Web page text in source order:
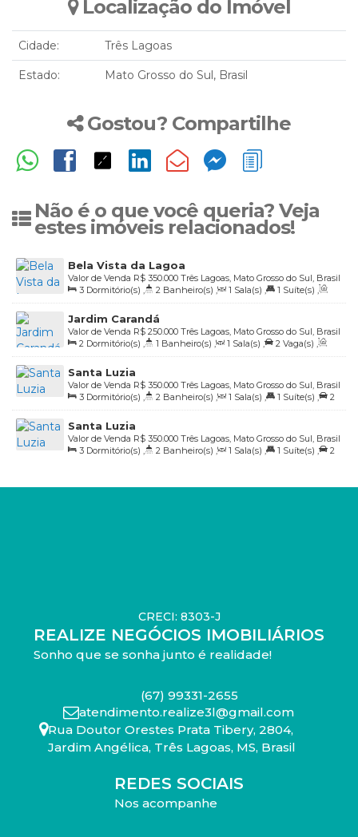
Localização do Imóvel
Cidade: Três Lagoas
Estado: Mato Grosso do Sul, Brasil
Gostou? Compartilhe
Não é o que você queria? Veja
estes imóveis relacionados!
Bela Vista da Lagoa
R$ 350.000
Valor de Venda
Três Lagoas, Mato Grosso do Sul, Brasil
3 Dormitório(s) , 2 Banheiro(s) , 1 Sala(s) , 1 Suíte(s) ,
Total: 150.00m² , 2 Vaga(s) , Útil: 79.00m²
Jardim Carandá
R$ 250.000
Valor de Venda
Três Lagoas, Mato Grosso do Sul, Brasil
2 Dormitório(s) , 1 Banheiro(s) , 1 Sala(s) , 2 Vaga(s) ,
Útil: 51.34m²
Santa Luzia
R$ 350.000
Valor de Venda
Três Lagoas, Mato Grosso do Sul, Brasil
3 Dormitório(s) , 2 Banheiro(s) , 1 Sala(s) , 1 Suíte(s) ,
2
Vaga(s) , Útil: 75.04m²
Santa Luzia
R$ 350.000
Valor de Venda
Três Lagoas, Mato Grosso do Sul, Brasil
3 Dormitório(s) , 2 Banheiro(s) , 1 Sala(s) , 1 Suíte(s) ,
2
CRECI: 8303-J
REALIZE NEGÓCIOS IMOBILIÁRIOS
Sonho que se sonha junto é realidade!
(67) 99331-2655
atendimento.realize3l@gmail.com
Rua Doutor Orestes Prata Tibery, 2804,
Jardim Angélica, Três Lagoas, MS, Brasil
REDES SOCIAIS
Nos acompanhe